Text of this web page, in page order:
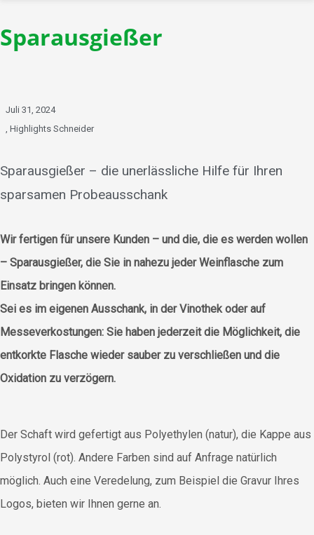
Sparausgießer
Juli 31, 2024
Highlights Schneider
Sparausgießer – die unerlässliche Hilfe für Ihren
sparsamen Probeausschank
Wir fertigen für unsere Kunden – und die, die es werden wollen
– Sparausgießer, die Sie in nahezu jeder Weinflasche zum
Einsatz bringen können.
Sei es im eigenen Ausschank, in der Vinothek oder auf
Messeverkostungen: Sie haben jederzeit die Möglichkeit, die
entkorkte Flasche wieder sauber zu verschließen und die
Oxidation zu verzögern.
Der Schaft wird gefertigt aus Polyethylen (natur), die Kappe aus
Polystyrol (rot). Andere Farben sind auf Anfrage natürlich
möglich. Auch eine Veredelung, zum Beispiel die Gravur Ihres
Logos, bieten wir Ihnen gerne an.